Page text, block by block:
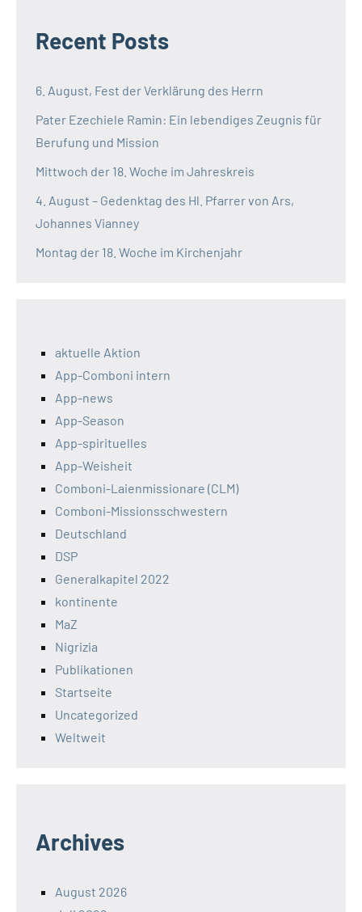
Recent Posts
6. August, Fest der Verklärung des Herrn
Pater Ezechiele Ramin: Ein lebendiges Zeugnis für
Berufung und Mission
Mittwoch der 18. Woche im Jahreskreis
4. August – Gedenktag des Hl. Pfarrer von Ars,
Johannes Vianney
Montag der 18. Woche im Kirchenjahr
aktuelle Aktion
App-Comboni intern
App-news
App-Season
App-spirituelles
App-Weisheit
Comboni-Laienmissionare (CLM)
Comboni-Missionsschwestern
Deutschland
DSP
Generalkapitel 2022
kontinente
MaZ
Nigrizia
Publikationen
Startseite
Uncategorized
Weltweit
Archives
August 2026